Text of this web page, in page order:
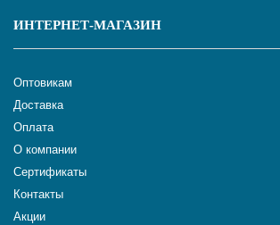
ИНТЕРНЕТ-МАГАЗИН
Оптовикам
Доставка
Оплата
О компании
Сертификаты
Контакты
Акции